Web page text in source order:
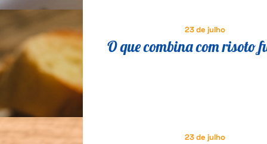
23 de julho
O que combina com risoto
23 de julho